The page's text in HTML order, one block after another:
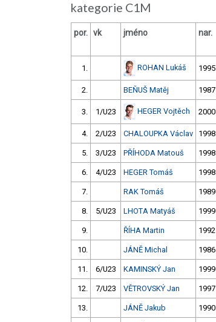
kategorie C1M
por. vk jméno nar.
1. ROHAN Lukáš 1995
2. BEŇUŠ Matěj 1987
3. 1/U23 HEGER Vojtěch 2000
4. 2/U23 CHALOUPKA Václav 1998
5. 3/U23 PŘÍHODA Matouš 1998
6. 4/U23 HEGER Tomáš 1998
7. RAK Tomáš 1989
8. 5/U23 LHOTA Matyáš 1999
9. ŘÍHA Martin 1992
10. JÁNĚ Michal 1986
11. 6/U23 KAMINSKÝ Jan 1999
12. 7/U23 VĚTROVSKÝ Jan 1997
13. JÁNĚ Jakub 1990